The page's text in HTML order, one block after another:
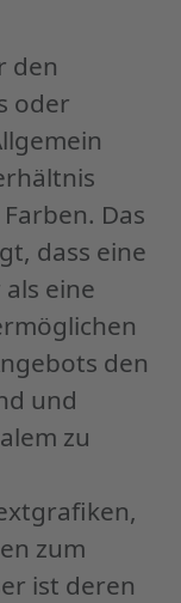
ausreichende
Kontraste
den
oder
Das
dass eine
eine
den
und
zu
zum
ist deren